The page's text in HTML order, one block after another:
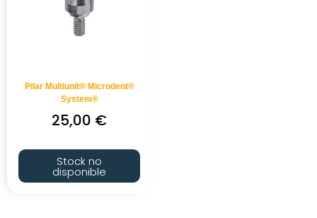
Pilar Multiunit® Microdent®
System®
25,00 €
Stock no
disponible